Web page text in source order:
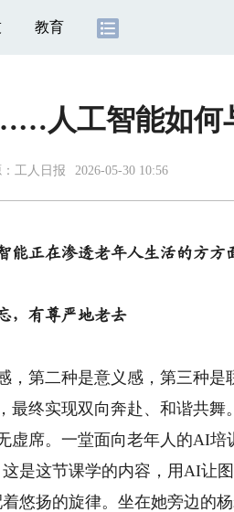
教育
人工智能如何
工人日报 2026-05-30 10:56
能正在渗透老年人生活的方方
，有尊严地老去
第二种是意义感，第三种是
终实现双向奔赴、和谐共舞。
席。一堂面向老年人的AI培
是这节课学的内容，用AI让
悠扬的旋律。坐在她旁边的